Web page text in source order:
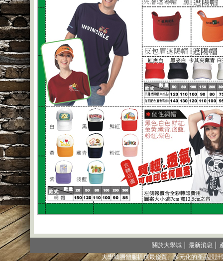
關於大學城 最新消息
大學城團體服提供最優質、多元化的產品設